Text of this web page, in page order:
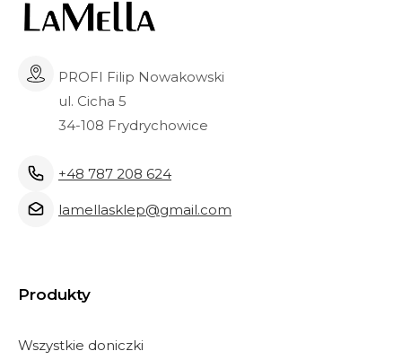
PROFI Filip Nowakowski
ul. Cicha 5
34-108 Frydrychowice
+48 787 208 624
lamellasklep@gmail.com
Produkty
Wszystkie doniczki